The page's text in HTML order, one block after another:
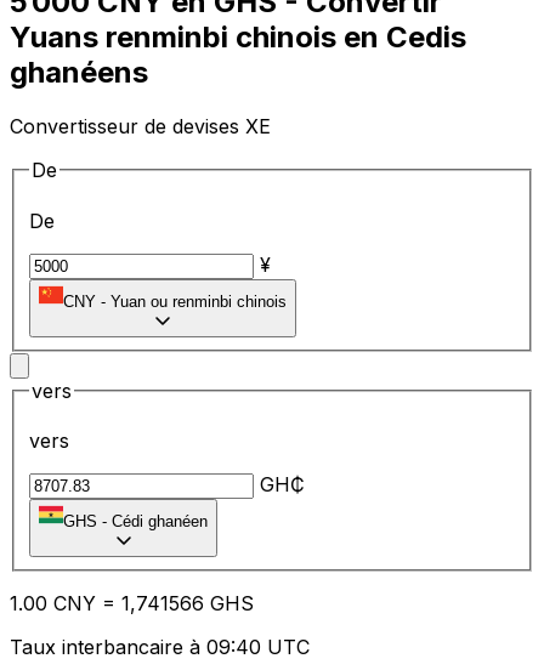
Yuans renminbi chinois en Cedis
ghanéens
Convertisseur de devises XE
De
De
¥
CNY - Yuan ou renminbi chinois
vers
vers
GH₵
GHS - Cédi ghanéen
1.00 CNY = 1,741566 GHS
Taux interbancaire à 09:40 UTC